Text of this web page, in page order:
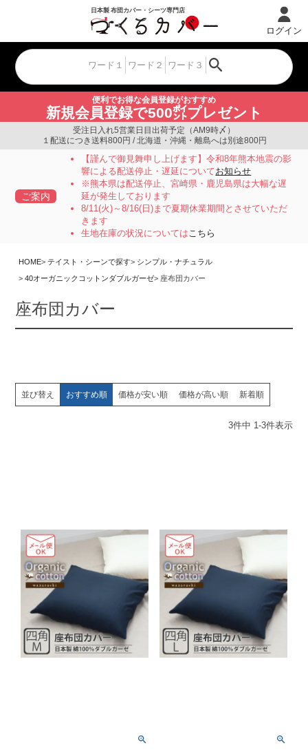
便利でお得な会員登録がおすすめ
新規会員登録で500㌽プレゼント
ログイン
受注日入れ5営業日目出荷予定（AM9時〆）
１配送につき送料800円 / 北海道・沖縄・離島へは別途800円
ご案内
【謹んで御見舞申し上げます】令和8年熊本地震の影
響による配送停止・遅延についてお知らせ
※熊本県は配送停止、宮崎県・鹿児島県は大幅な遅
延が発生しております
8/11(火)～8/16(日)まで夏期休業期間とさせていただ
きます
生地在庫の状況についてはこちら
HOME テイスト・シーンで探す
シンプル・ナチュラル
40オーガニックコットンダブルガーゼ
座布団カバー
座布団カバー
並び替え おすすめ順 価格が安い順 価格が高い順 新着順
3件中 1-3件表示